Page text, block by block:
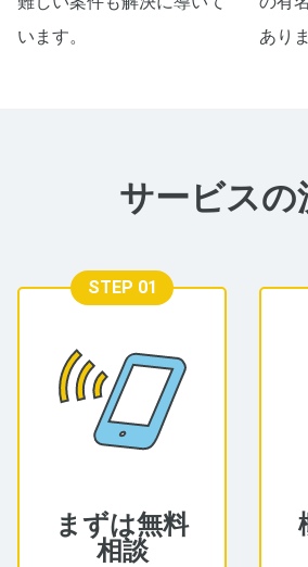
います。
あり
サービスの
STEP 01
まずは無料
相談